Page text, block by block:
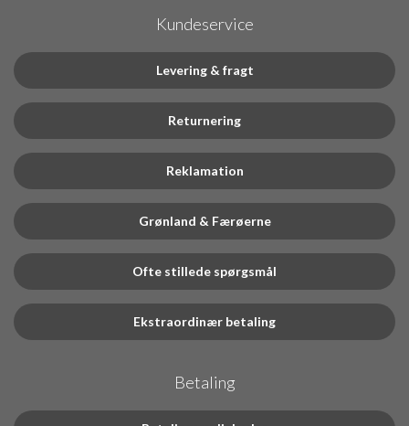
Kundeservice
Levering & fragt
Returnering
Reklamation
Grønland & Færøerne
Ofte stillede spørgsmål
Ekstraordinær betaling
Betaling